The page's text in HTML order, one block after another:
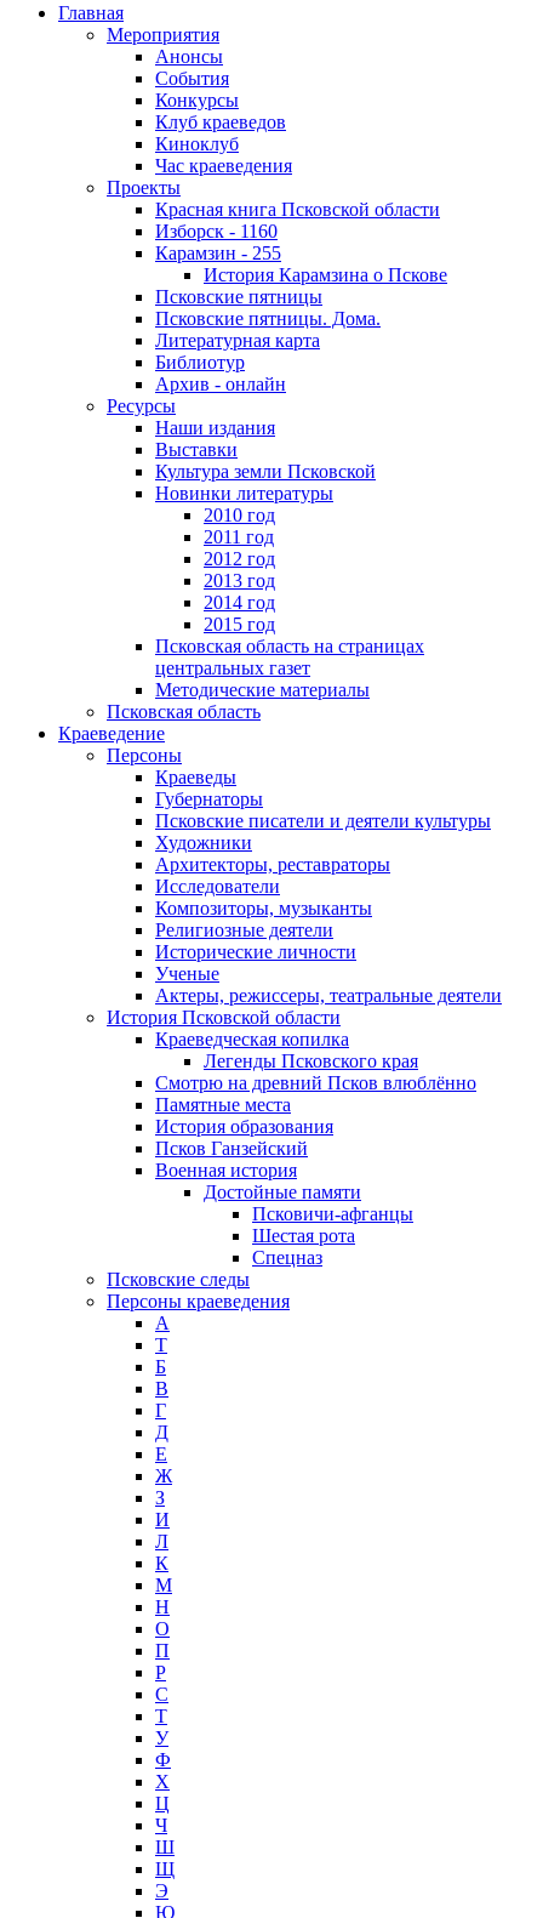
Главная
Мероприятия
Анонсы
События
Конкурсы
Клуб краеведов
Киноклуб
Час краеведения
Проекты
Красная книга Псковской области
Изборск - 1160
Карамзин - 255
История Карамзина о Пскове
Псковские пятницы
Псковские пятницы. Дома.
Литературная карта
Библиотур
Архив - онлайн
Ресурсы
Наши издания
Выставки
Культура земли Псковской
Новинки литературы
2010 год
2011 год
2012 год
2013 год
2014 год
2015 год
Псковская область на страницах
центральных газет
Методические материалы
Псковская область
Краеведение
Персоны
Краеведы
Губернаторы
Псковские писатели и деятели культуры
Художники
Архитекторы, реставраторы
Исследователи
Композиторы, музыканты
Религиозные деятели
Исторические личности
Ученые
Актеры, режиссеры, театральные деятели
История Псковской области
Краеведческая копилка
Легенды Псковского края
Смотрю на древний Псков влюблённо
Памятные места
История образования
Псков Ганзейский
Военная история
Достойные памяти
Псковичи-афганцы
Шестая рота
Спецназ
Псковские следы
Персоны краеведения
А
T
Б
В
Г
Д
Е
Ж
З
И
Л
К
М
Н
О
П
Р
С
Т
У
Ф
Х
Ц
Ч
Ш
Щ
Э
Ю